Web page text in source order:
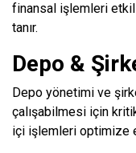
finansal işlemleri
tanır.
Depo &
Depo yönetimi ve
çalışabilmesi için
içi işlemleri optimize